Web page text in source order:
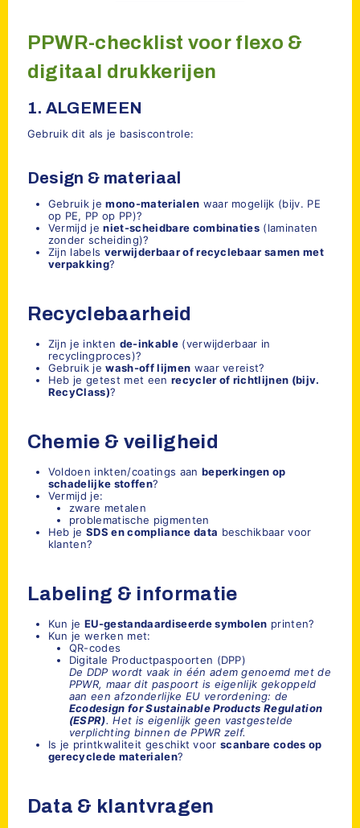
PPWR-checklist voor flexo &
digitaal drukkerijen
1. ALGEMEEN
Gebruik dit als je basiscontrole:
Design & materiaal
Gebruik jemono-materialen waar mogelijk (bijv. PE
op PE, PP op PP)?
Vermijd jeniet-scheidbare combinaties (laminaten
zonder scheiding)?
Zijn labels verwijderbaar of recyclebaar samen met
verpakking?
Recyclebaarheid
Zijn je inkten de-inkable(verwijderbaar in
recyclingproces)?
Gebruik jewash-off lijmen waar vereist?
Heb je getest met een recycler of richtlijnen (bijv.
RecyClass)?
Chemie & veiligheid
Voldoen inkten/coatings aan beperkingen op
schadelijke stoffen?
Vermijd je:
zware metalen
problematische pigmenten
Heb jeSDS en compliance data beschikbaar voor
klanten?
Labeling & informatie
Kun jeEU-gestandaardiseerde symbolen printen?
Kun je werken met:
QR-codes
Digitale Productpaspoorten (DPP)
De DDP wordt vaak in één adem genoemd met de
PPWR, maar dit paspoort is eigenlijk gekoppeld
aan een afzonderlijke EU verordening: de
Ecodesign for Sustainable Products Regulation
(ESPR). Het is eigenlijk geen vastgestelde
verplichting binnen de PPWR zelf.
Is je printkwaliteit geschikt voorscanbare codes op
gerecyclede materialen?
Data & klantvragen